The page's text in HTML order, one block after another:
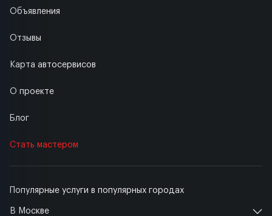
Популярные услуги в популярных городах
В Москве
Объявления
Отзывы
Карта автосервисов
О проекте
Блог
Стать мастером